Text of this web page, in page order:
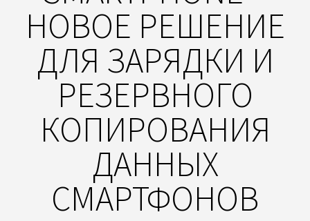
НОВОЕ РЕШЕНИЕ
ДЛЯ ЗАРЯДКИ И
РЕЗЕРВНОГО
КОПИРОВАНИЯ
ДАННЫХ
СМАРТФОНОВ